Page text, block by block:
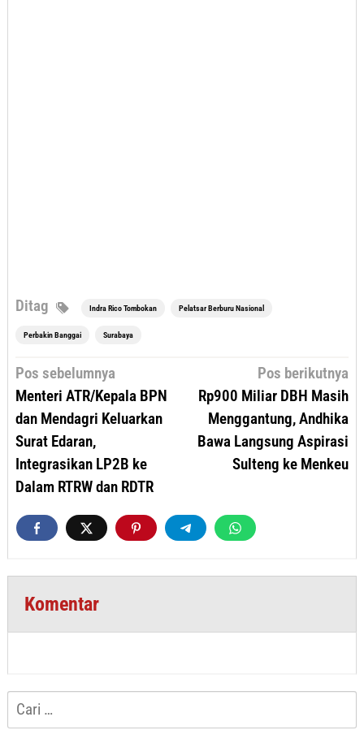
Ditag Indra Rico Tombokan Pelatsar Berburu Nasional
Perbakin Banggai Surabaya
Navigasi
Pos sebelumnya
Menteri ATR/Kepala BPN
dan Mendagri Keluarkan
Surat Edaran,
Integrasikan LP2B ke
Dalam RTRW dan RDTR
Pos berikutnya
Rp900 Miliar DBH Masih
Menggantung, Andhika
Bawa Langsung Aspirasi
Sulteng ke Menkeu
Komentar
Cari
untuk: